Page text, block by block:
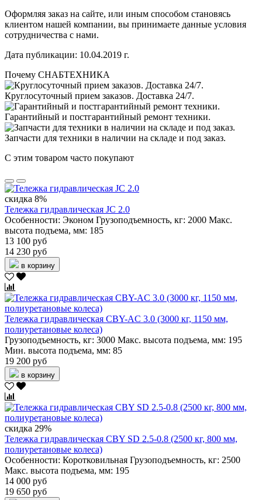
Оформляя заказ на сайте, или иным способом становясь
клиентом нашей компании, вы принимаете данные условия
сотрудничества с нами.
Дата публикации: 10.04.2019 г.
Почему СНАБТЕХНИКА
Круглосуточный прием заказов. Доставка 24/7.
Гарантийный и постгарантийный ремонт техники.
Запчасти для техники в наличии на складе и под заказ.
С этим товаром часто покупают
скидка 8%
Тележка гидравлическая JC 2.0
Особенности: Эконом Грузоподъемность, кг: 2000 Макс.
высота подъема, мм: 185
13 100 руб
14 230 руб
в корзину
Тележка гидравлическая CBY-AC 3.0 (3000 кг, 1150 мм,
полиуретановые колеса)
Грузоподъемность, кг: 3000 Макс. высота подъема, мм: 195
Мин. высота подъема, мм: 85
19 200 руб
в корзину
скидка 29%
Тележка гидравлическая CBY SD 2.5-0.8 (2500 кг, 800 мм,
полиуретановые колеса)
Особенности: Коротковильная Грузоподъемность, кг: 2500
Макс. высота подъема, мм: 195
14 000 руб
19 650 руб